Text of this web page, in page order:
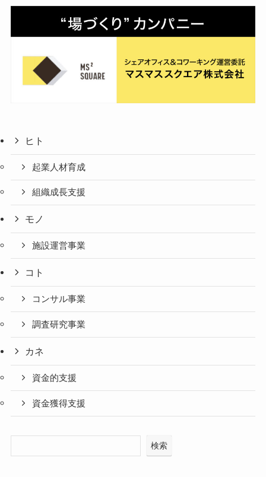
ヒト
起業人材育成
組織成長支援
モノ
施設運営事業
コト
コンサル事業
調査研究事業
カネ
資金的支援
資金獲得支援
検索